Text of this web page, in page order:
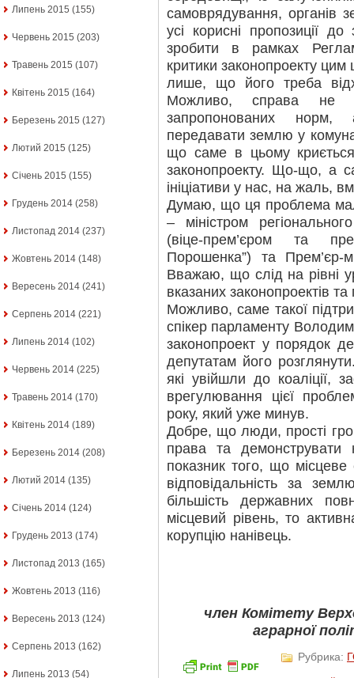
Липень 2015 (155)
Червень 2015 (203)
Травень 2015 (107)
Квітень 2015 (164)
Березень 2015 (127)
Лютий 2015 (125)
Січень 2015 (155)
Грудень 2014 (258)
Листопад 2014 (237)
Жовтень 2014 (148)
Вересень 2014 (241)
Серпень 2014 (221)
Липень 2014 (102)
Червень 2014 (225)
Травень 2014 (170)
Квітень 2014 (189)
Березень 2014 (208)
Лютий 2014 (135)
Січень 2014 (124)
Грудень 2013 (174)
Листопад 2013 (165)
Жовтень 2013 (116)
Вересень 2013 (124)
Серпень 2013 (162)
Липень 2013 (54)
самоврядування, органів
усі корисні пропозиції
зробити в рамках
критики законопроекту
лише, що його треба
Можливо, справа не у
запропонованих
передавати землю у
що саме в цьому
законопроекту. Що-що, а
ініціативи у нас, на жаль,
Думаю, що ця проблема
– міністром
(віце-прем’єром та
Порошенка”) та Прем’єр-
Вважаю, що слід на рівні
вказаних законопроектів
Можливо, саме такої
спікер парламенту
законопроект у порядок
депутатам його
які увійшли до коаліції,
врегулювання цієї
року, який уже минув.
Добре, що люди, прості
права та демонструвати
показник того, що
відповідальність за
більшість державних
місцевий рівень, то
корупцію нанівець.
член Комітету
аграрної
Рубрика: